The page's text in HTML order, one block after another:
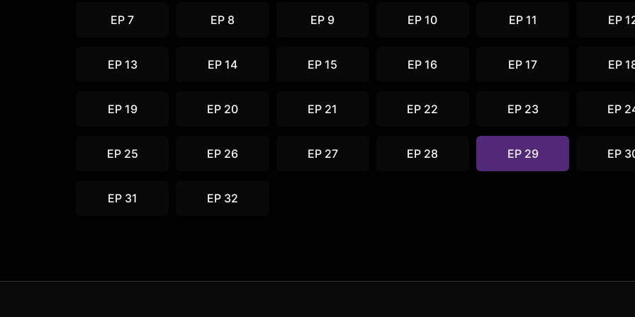
EP 7 EP 8 EP 9 EP 10 EP 11 EP
EP 13 EP 14 EP 15 EP 16 EP 17 EP
EP 19 EP 20 EP 21 EP 22 EP 23 EP
EP 25 EP 26 EP 27 EP 28 EP 29 EP
EP 31 EP 32